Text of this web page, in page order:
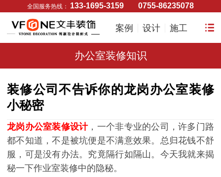
全国服务热线： 133-1695-3159 0755-86235078
案例 设计 施工
办公室装修知识
装修公司不告诉你的龙岗办公室装修
小秘密
龙岗办公室装修设计，一个非专业的公司，许多门路
都不知道，不是被坑便是不满意效果。总归花钱不舒
服，可是没有办法。究竟隔行如隔山。今天我就来揭
秘一下作业室装修中的隐秘。